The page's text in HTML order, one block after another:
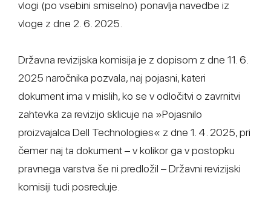
vlogi (po vsebini smiselno) ponavlja navedbe iz
vloge z dne 2. 6. 2025.
Državna revizijska komisija je z dopisom z dne 11. 6.
2025 naročnika pozvala, naj pojasni, kateri
dokument ima v mislih, ko se v odločitvi o zavrnitvi
zahtevka za revizijo sklicuje na »Pojasnilo
proizvajalca Dell Technologies« z dne 1. 4. 2025, pri
čemer naj ta dokument – v kolikor ga v postopku
pravnega varstva še ni predložil – Državni revizijski
komisiji tudi posreduje.